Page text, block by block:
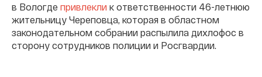
в Вологде привлекли к ответственности 46-летнюю
жительницу Череповца, которая в областном
законодательном собрании распылила дихлофос в
сторону сотрудников полиции и Росгвардии.